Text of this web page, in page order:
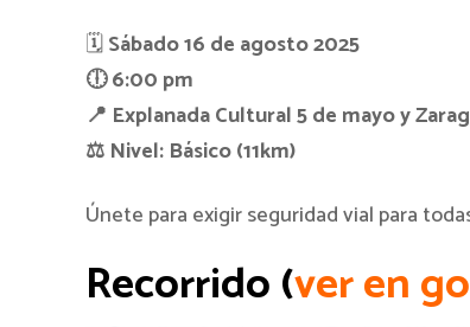
🗓Sábado 16 de agosto 2025
🕕 6:00 pm
📍 Explanada Cultural 5 de mayo y
⚖️ Nivel: Básico (11km)
Únete para exigir seguridad vial para
Recorrido (ver en